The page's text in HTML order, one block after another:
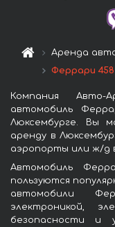
Аренда
Феррари
Компания
автомобиль
Люксембурге. Вы
аренду в
аэропорты или ж/д
Автомобиль
пользуются
автомобили
электроникой,
безопасности и